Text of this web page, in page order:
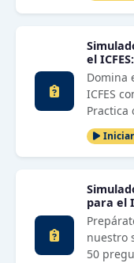
el
Domina
ICFES
Practica
para el
nuestro
50